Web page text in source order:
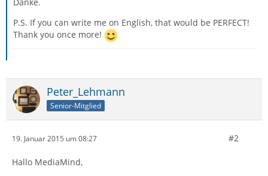
P.S. If you can write me on English, that would be PERFECT!
Thank you once more!
Peter_Lehmann
Senior-Mitglied
19. Januar 2015 um 08:27 #2
Hallo MediaMind,